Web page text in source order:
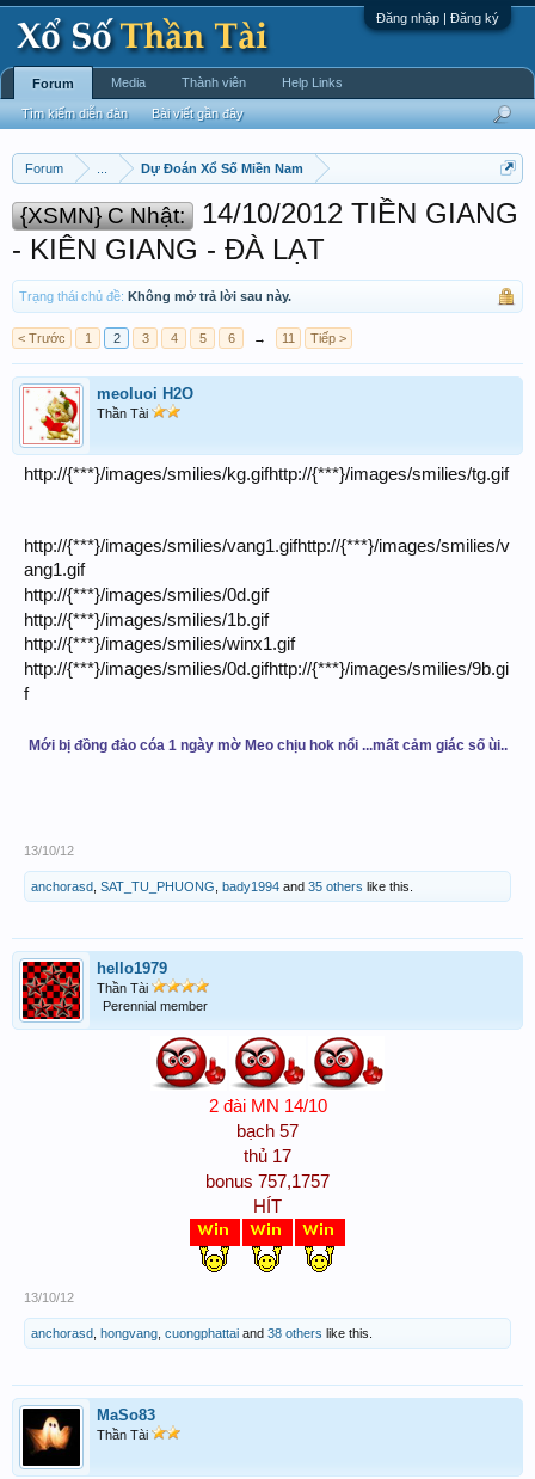
Đăng nhập | Đăng ký
Forum Dự Đoán Xổ Số Miền Nam
{XSMN} C Nhật:
14/10/2012 TIỀN GIANG
- KIÊN GIANG - ĐÀ LẠT
Trạng thái chủ đề: Không mở trả lời sau này.
< Trước 1 2 3 4 5 6 → 11 Tiếp >
meoluoi H2O
Thần Tài
http://{***}/images/smilies/kg.gifhttp://{***}/images/smilies/tg.gif
http://{***}/images/smilies/vang1.gifhttp://{***}/images/smilies/v
ang1.gif
http://{***}/images/smilies/0d.gif
http://{***}/images/smilies/1b.gif
http://{***}/images/smilies/winx1.gif
http://{***}/images/smilies/0d.gifhttp://{***}/images/smilies/9b.gi
f
Mới bị đồng đảo cóa 1 ngày mờ Meo chịu hok nổi ...mất cảm giác số ùi..
13/10/12
anchorasd SAT_TU_PHUONG bady1994 and 35 others like this.
hello1979
Thần Tài
Perennial member
2 đài MN 14/10
bạch 57
thủ 17
bonus 757,1757
HÍT
13/10/12
anchorasd hongvang cuongphattai and 38 others like this.
MaSo83
Thần Tài
Forum
Tìm kiếm diễn đàn Bài viết gần đây
Media Thành viên Help Links